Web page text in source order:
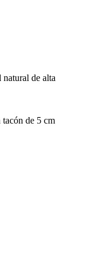
de alta
tacón de 5 cm